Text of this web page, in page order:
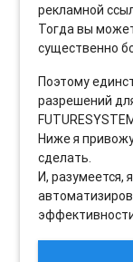
рекламной
Тогда вы
существенно
Поэтому
разрешений
Ниже я
сделать.
И, разумеется,